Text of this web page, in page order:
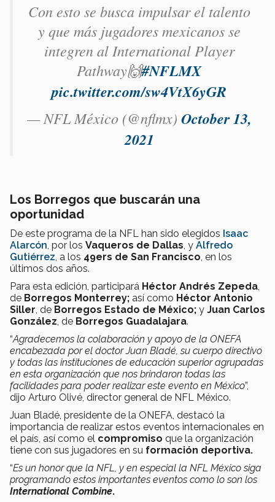
Con esto se busca impulsar el talento
y que más jugadores mexicanos se
integren al International Player
Pathway🙌#NFLMX
pic.twitter.com/sw4VtX6yGR
— NFL México (@nflmx) October 13,
2021
Los Borregos que buscarán una
oportunidad
De este programa de la NFL han sido elegidos Isaac
Alarcón , por los Vaqueros de Dallas , y Alfredo
Gutiérrez , a los 49ers de San Francisco , en los
últimos dos años.
Para esta edición, participará Héctor Andrés Zepeda
de Borregos Monterrey; así como Héctor Antonio
Siller , de Borregos Estado de México; y Juan Carlos
González , de Borregos Guadalajara.
“Agradecemos la colaboración y apoyo de la ONEFA
encabezada por el doctor Juan Bladé, su cuerpo directivo
y todas las instituciones de educación superior agrupadas
en esta organización que nos brindaron todas las
facilidades para poder realizar este evento en México”,
dijo Arturo Olivé, director general de NFL México.
Juan Bladé, presidente de la ONEFA, destacó la
importancia de realizar estos eventos internacionales en
el país, así como el compromiso que la organización
tiene con sus jugadores en su formación deportiva.
“Es un honor que la NFL, y en especial la NFL México siga
programando estos importantes eventos como lo son los
International Combine.